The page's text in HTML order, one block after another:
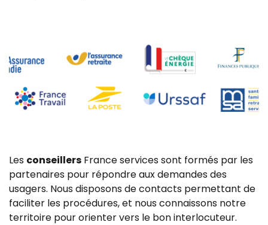
Les conseillers France services sont formés par les
partenaires pour répondre aux demandes des
usagers. Nous disposons de contacts permettant de
faciliter les procédures, et nous connaissons notre
territoire pour orienter vers le bon interlocuteur.